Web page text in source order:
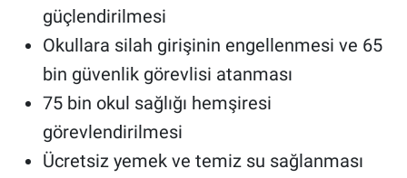
güçlendirilmesi
Okullara silah girişinin engellenmesi ve 65
bin güvenlik görevlisi atanması
75 bin okul sağlığı hemşiresi
görevlendirilmesi
Ücretsiz yemek ve temiz su sağlanması